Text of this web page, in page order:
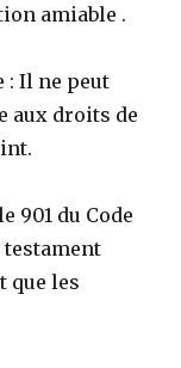
amiable .
: Il ne peut
aux droits de
901 du Code
testament
que les